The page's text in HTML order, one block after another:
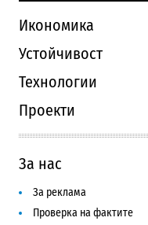
Икономика
Устойчивост
Технологии
Проекти
За нас
За реклама
Проверка на фактите